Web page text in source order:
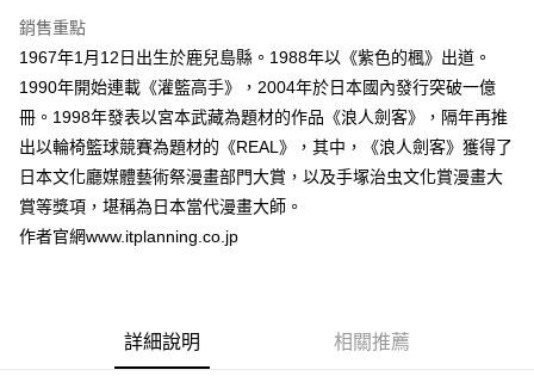
ATM／網路銀行／等多元方式進行付款，方視為交易完成。
※ 請注意：結帳手續完成當下不需立刻繳費，但若您需要取消訂單，請聯絡
購買商品的店家。未經商家同意取消之訂單仍視為有效，需透過AFTEE先享
後付繳納相關費用。
※ 交易是否成功請以「AFTEE先享後付 」之結帳頁面顯示為準，若有關於
是否繳費成功／繳費後需取消欲退款等相關疑問，請聯繫「AFTEE先享後付
【注意事項】
１．透過由恩沛科技股份有限公司提供之「AFTEE先享後付」服務完成之交
易，需依本服務之必要範圍內提供個人資料，並將交易相關給付款項請求債
３．未成年的使用者請事先徵得法定代理人或監護人之同意方可使用
「AFTEE先享後付」，若未經同意申辦者引起之損失，本公司不負相關責
每筆NT$80，滿NT$500(含以上)免運費
付款後萊爾富取貨
每筆NT$80，滿NT$500(含以上)免運費
7-11取貨付款
每筆NT$80，滿NT$500(含以上)免運費
銷售重點
1967年1月12日出生於鹿兒島縣。1988年以《紫色的楓》出道。
1990年開始連載《灌籃高手》，2004年於日本國內發行突破一億
冊。1998年發表以宮本武藏為題材的作品《浪人劍客》，隔年再推
出以輪椅籃球競賽為題材的《REAL》，其中，《浪人劍客》獲得了
日本文化廳媒體藝術祭漫畫部門大賞，以及手塚治虫文化賞漫畫大
賞等獎項，堪稱為日本當代漫畫大師。
作者官網www.itplanning.co.jp
詳細說明 相關推薦